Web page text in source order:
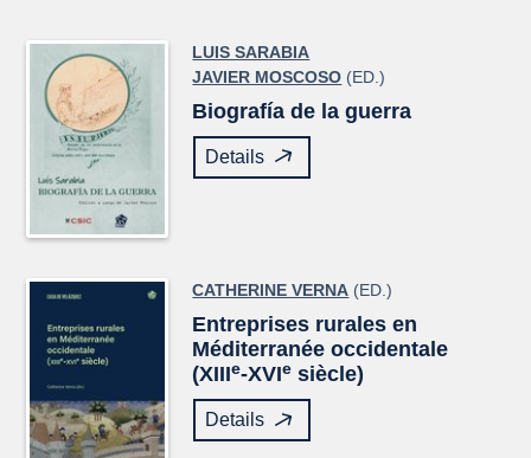
LUIS SARABIA
JAVIER MOSCOSO (ED.)
Biografía de la guerra
Details
CATHERINE VERNA (ED.)
Entreprises rurales en
Méditerranée occidentale
(XIIIe-XVIe siècle)
Details